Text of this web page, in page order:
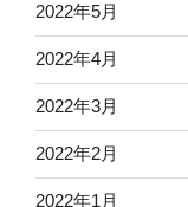
2022年5月
2022年4月
2022年3月
2022年2月
2022年1月